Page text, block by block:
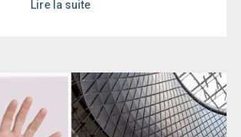
Lire la suite